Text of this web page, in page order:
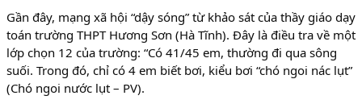
Gần đây, mạng xã hội “dậy sóng” từ khảo sát của thầy giáo dạy
toán trường THPT Hương Sơn (Hà Tĩnh). Đây là điều tra về một
lớp chọn 12 của trường: “Có 41/45 em, thường đi qua sông
suối. Trong đó, chỉ có 4 em biết bơi, kiểu bơi “chó ngoi nác lụt”
(Chó ngoi nước lụt – PV).